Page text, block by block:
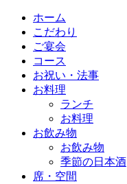
ホーム
こだわり
ご宴会
コース
お祝い・法事
お料理
ランチ
お料理
お飲み物
お飲み物
季節の日本酒
席・空間